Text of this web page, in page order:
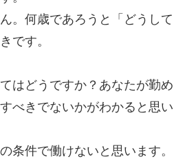
。何歳であろうと「どうして
です。
はどうですか？あなたが勤め
べきでないかがわかると思い
条件で働けないと思います。